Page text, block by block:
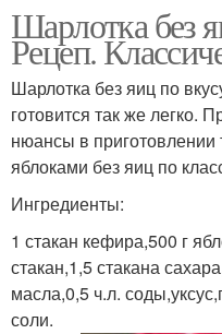
Шарлотка без
Рецеп.
Шарлотка без яиц по
готовится так же легко.
нюансы в приготовлении
яблоками без яиц по
Ингредиенты:
1 стакан кефира,500 г
стакан,1,5 стакана
масла,0,5 ч.л.
соли.